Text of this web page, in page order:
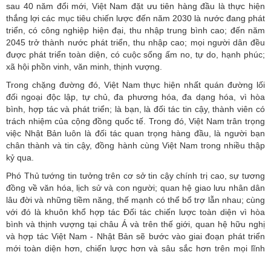
sau 40 năm đổi mới, Việt Nam đặt ưu tiên hàng đầu là thực hiện
thắng lợi các mục tiêu chiến lược đến năm 2030 là nước đang phát
triển, có công nghiệp hiện đại, thu nhập trung bình cao; đến năm
2045 trở thành nước phát triển, thu nhập cao; mọi người dân đều
được phát triển toàn diện, có cuộc sống ấm no, tự do, hạnh phúc;
xã hội phồn vinh, văn minh, thịnh vượng.
Trong chặng đường đó, Việt Nam thực hiện nhất quán đường lối
đối ngoại độc lập, tự chủ, đa phương hóa, đa dạng hóa, vì hòa
bình, hợp tác và phát triển; là bạn, là đối tác tin cậy, thành viên có
trách nhiệm của cộng đồng quốc tế. Trong đó, Việt Nam trân trọng
việc Nhật Bản luôn là đối tác quan trọng hàng đầu, là người bạn
chân thành và tin cậy, đồng hành cùng Việt Nam trong nhiều thập
kỷ qua.
Phó Thủ tướng tin tưởng trên cơ sở tin cậy chính trị cao, sự tương
đồng về văn hóa, lịch sử và con người; quan hệ giao lưu nhân dân
lâu đời và những tiềm năng, thế mạnh có thể bổ trợ lẫn nhau; cùng
với đó là khuôn khổ hợp tác Đối tác chiến lược toàn diện vì hòa
bình và thịnh vượng tại châu Á và trên thế giới, quan hệ hữu nghị
và hợp tác Việt Nam - Nhật Bản sẽ bước vào giai đoạn phát triển
mới toàn diện hơn, chiến lược hơn và sâu sắc hơn trên mọi lĩnh